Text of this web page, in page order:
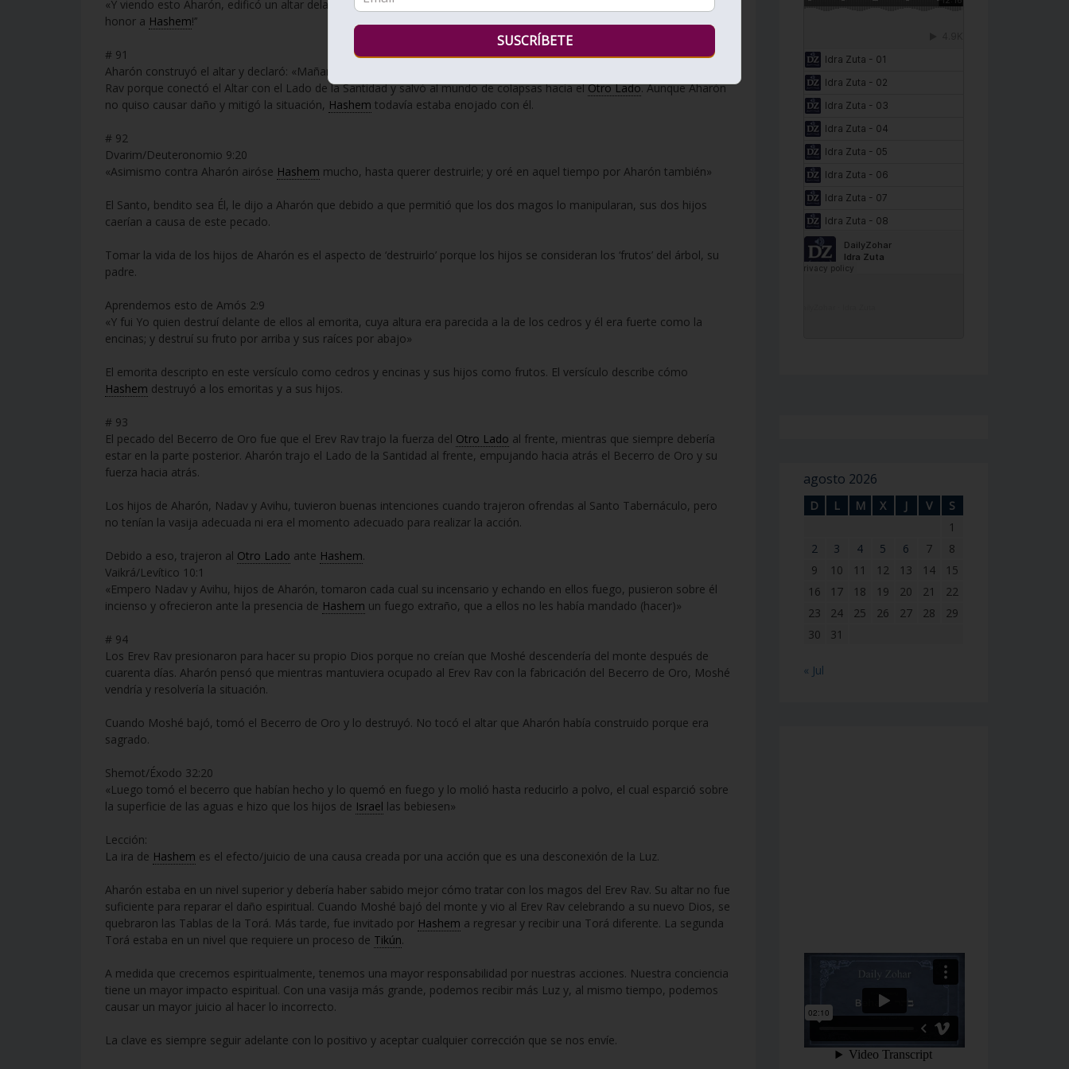
«Y viendo esto Aharón, edificó un altar delante del becerro e hizo pregonar Aharón diciendo: ‘¡Mañana habrá fiesta en
honor a Hashem!’’
# 91
Aharón construyó el altar y declaró: «Mañana habrá fiesta en honor a
Rav porque conectó el Altar con el Lado de la Santidad y salvó al mundo de colapsas hacia elOtro Lado. Aunque Aharón
no quiso causar daño y mitigó la situación, Hashem todavía estaba enojado con él.
# 92
Dvarim/Deuteronomio 9:20
«Asimismo contra Aharón airóse Hashem mucho, hasta querer destruirle; y oré en aquel tiempo por Aharón también»
El Santo, bendito sea Él, le dijo a Aharón que debido a que permitió que los dos magos lo manipularan, sus dos hijos
caerían a causa de este pecado.
Tomar la vida de los hijos de Aharón es el aspecto de ‘destruirlo’ porque los hijos se consideran los ‘frutos’ del árbol, su
padre.
Aprendemos esto de Amós 2:9
«Y fui Yo quien destruí delante de ellos al emorita, cuya altura era parecida a la de los cedros y él era fuerte como la
encinas; y destruí su fruto por arriba y sus raíces por abajo»
El emorita descripto en este versículo como cedros y encinas y sus hijos como frutos. El versículo describe cómo
Hashem destruyó a los emoritas y a sus hijos.
# 93
El pecado del Becerro de Oro fue que el Erev Rav trajo la fuerza del Otro Lado al frente, mientras que siempre debería
estar en la parte posterior. Aharón trajo el Lado de la Santidad al frente, empujando hacia atrás el Becerro de Oro y su
fuerza hacia atrás.
Los hijos de Aharón, Nadav y Avihu, tuvieron buenas intenciones cuando trajeron ofrendas al Santo Tabernáculo, pero
no tenían la vasija adecuada ni era el momento adecuado para realizar la acción.
Debido a eso, trajeron al Otro Lado ante Hashem.
Vaikrá/Levítico 10:1
«Empero Nadav y Avihu, hijos de Aharón, tomaron cada cual su incensario y echando en ellos fuego, pusieron sobre él
incienso y ofrecieron ante la presencia de Hashem un fuego extraño, que a ellos no les había mandado (hacer)»
# 94
Los Erev Rav presionaron para hacer su propio Dios porque no creían que Moshé descendería del monte después de
cuarenta días. Aharón pensó que mientras mantuviera ocupado al Erev Rav con la fabricación del Becerro de Oro, Moshé
vendría y resolvería la situación.
Cuando Moshé bajó, tomó el Becerro de Oro y lo destruyó. No tocó el altar que Aharón había construido porque era
sagrado.
Shemot/Éxodo 32:20
«Luego tomó el becerro que habían hecho y lo quemó en fuego y lo molió hasta reducirlo a polvo, el cual esparció sobre
la superficie de las aguas e hizo que los hijos de Israel las bebiesen»
Lección:
La ira de Hashem es el efecto/juicio de una causa creada por una acción que es una desconexión de la Luz.
Aharón estaba en un nivel superior y debería haber sabido mejor cómo tratar con los magos del Erev Rav. Su altar no fue
suficiente para reparar el daño espiritual. Cuando Moshé bajó del monte y vio al Erev Rav celebrando a su nuevo Dios, se
quebraron las Tablas de la Torá. Más tarde, fue invitado por Hashem a regresar y recibir una Torá diferente. La segunda
Torá estaba en un nivel que requiere un proceso de Tikún.
A medida que crecemos espiritualmente, tenemos una mayor responsabilidad por nuestras acciones. Nuestra conciencia
tiene un mayor impacto espiritual. Con una vasija más grande, podemos recibir más Luz y, al mismo tiempo, podemos
causar un mayor juicio al hacer lo incorrecto.
La clave es siempre seguir adelante con lo positivo y aceptar cualquier corrección que se nos envíe.
agosto 2026
D L M X J V
S
1
2
3 4 5 6 7
8
9
10 11 12 13 14
15
16
17 18 19 20 21
22
23
24 25 26 27 28
29
30
31
« Jul